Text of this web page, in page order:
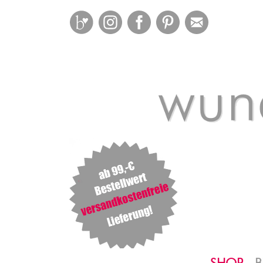
BloglovinInstagramFacebookPinterest